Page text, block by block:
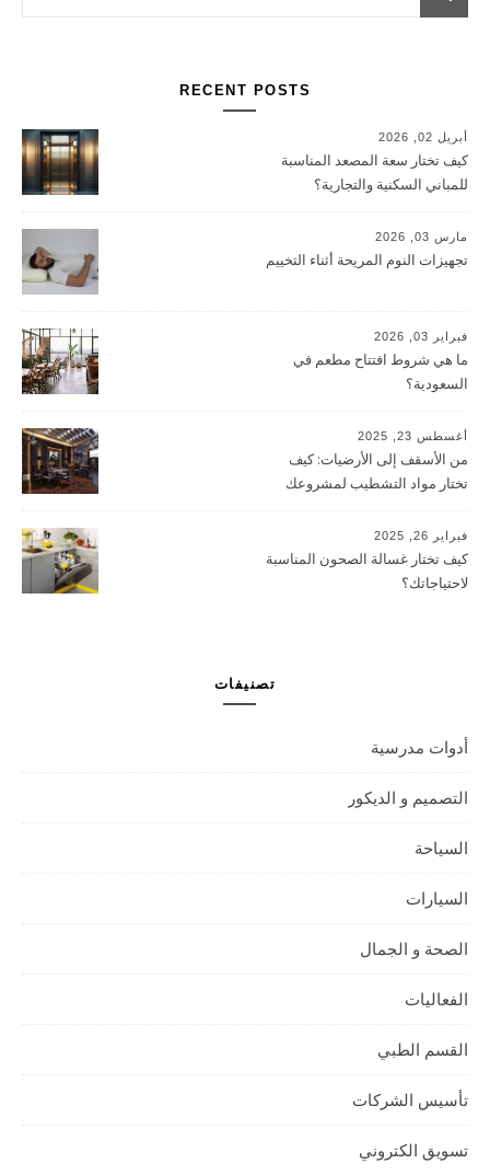
RECENT POSTS
أبريل 02, 2026
كيف تختار سعة المصعد المناسبة
للمباني السكنية والتجارية؟
مارس 03, 2026
تجهيزات النوم المريحة أثناء التخييم
فبراير 03, 2026
ما هي شروط افتتاح مطعم في
السعودية؟
أغسطس 23, 2025
من الأسقف إلى الأرضيات: كيف
تختار مواد التشطيب لمشروعك
فبراير 26, 2025
كيف تختار غسالة الصحون المناسبة
لاحتياجاتك؟
تصنيفات
أدوات مدرسية
التصميم و الديكور
السياحة
السيارات
الصحة و الجمال
الفعاليات
القسم الطبي
تأسيس الشركات
تسويق الكتروني